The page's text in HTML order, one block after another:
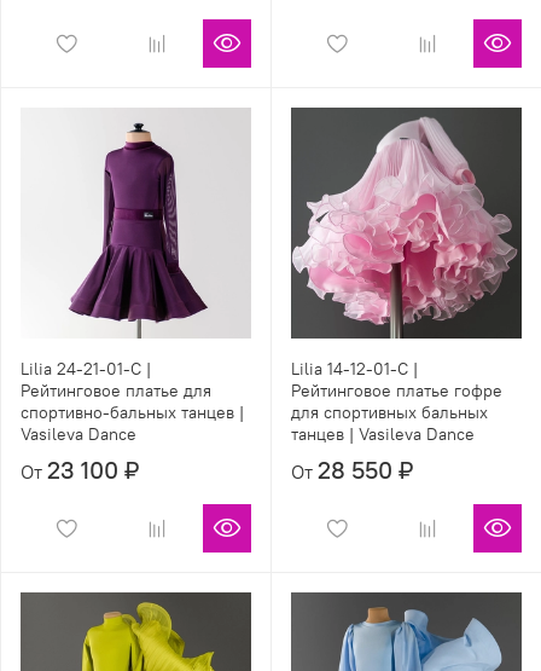
Lilia 24-21-01-С |
Рейтинговое платье для
спортивно-бальных танцев |
Vasileva Dance
От 23 100 ₽
Lilia 14-12-01-С |
Рейтинговое платье гофре
для спортивных бальных
танцев | Vasileva Dance
От 28 550 ₽